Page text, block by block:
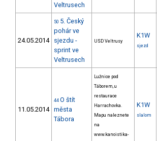
Veltrusech
24.05.2014
50 5. Český
pohár ve
sjezdu -
sprint ve
Veltrusech
USD Veltrusy
K1W
sjezd
11.05.2014
44 O štít
města
Tábora
Lužnice pod
Táborem, u
restaurace
Harrachovka.
Mapu naleznete
na
www.kanoistika-
K1W
slalom